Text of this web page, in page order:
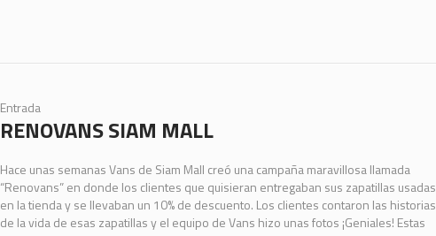
Entrada
RENOVANS SIAM MALL
Hace unas semanas Vans de Siam Mall creó una campaña maravillosa llamada
“Renovans” en donde los clientes que quisieran entregaban sus zapatillas usadas
en la tienda y se llevaban un 10% de descuento. Los clientes contaron las historias
de la vida de esas zapatillas y el equipo de Vans hizo unas fotos ¡Geniales! Estas